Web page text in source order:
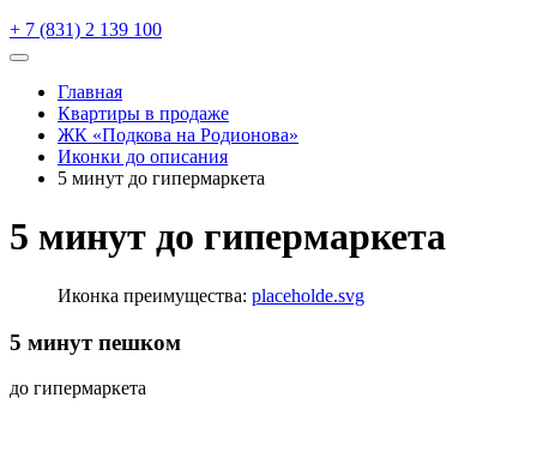
+ 7 (831) 2 139 100
Главная
Квартиры в продаже
ЖК «Подкова на Родионова»
Иконки до описания
5 минут до гипермаркета
5 минут до гипермаркета
Иконка преимущества: placeholde.svg
5 минут пешком
до гипермаркета